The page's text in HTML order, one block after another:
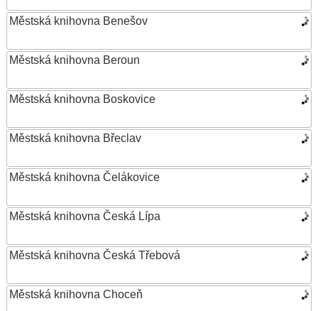
Městská knihovna Benešov
Městská knihovna Beroun
Městská knihovna Boskovice
Městská knihovna Břeclav
Městská knihovna Čelákovice
Městská knihovna Česká Lípa
Městská knihovna Česká Třebová
Městská knihovna Choceň